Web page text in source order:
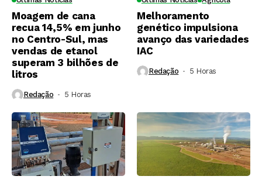
Moagem de cana
recua 14,5% em junho
no Centro-Sul, mas
vendas de etanol
superam 3 bilhões de
litros
Redação 5 Horas ⁮
Melhoramento
genético impulsiona
avanço das variedades
IAC
Redação 5 Horas ⁮